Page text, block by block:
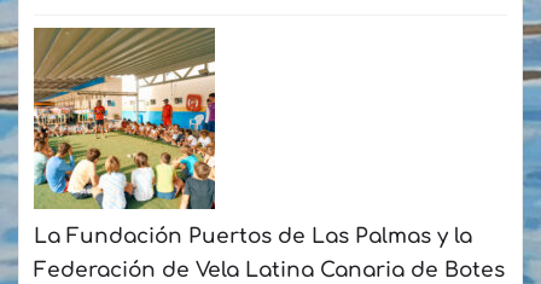
El
mercado
náutico
cierra
hasta
julio
con
un
La Fundación Puertos de Las Palmas y la
Federación de Vela Latina Canaria de Botes